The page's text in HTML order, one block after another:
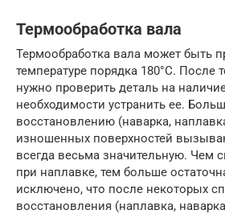
Термообработка вала
Термообработка вала может быть
температуре порядка 180°С. После
нужно проверить деталь на
необходимости устранить ее.
восстановлению (наварка,
изношенных поверхностей
всегда весьма значительную. Чем
при наплавке, тем больше
исключено, что после некоторых
восстановления (наплавка,